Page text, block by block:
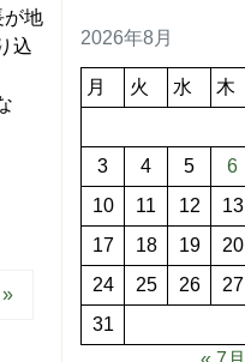
が地
込
2026年8月
月 火 水 木
3
4 5 6
10
11 12 13
17
18 19 20
24
25 26 27
31